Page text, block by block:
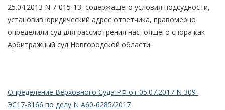
25.04.2013 N 7-015-13, содержащего условия подсудности,
установив юридический адрес ответчика, правомерно
определили суд для рассмотрения настоящего спора как
Арбитражный суд Новгородской области.
Определение Верховного Суда РФ от 05.07.2017 N 309-
ЭС17-8166 по делу N А60-6285/2017